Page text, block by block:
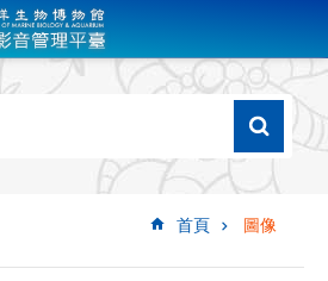
首頁 圖像